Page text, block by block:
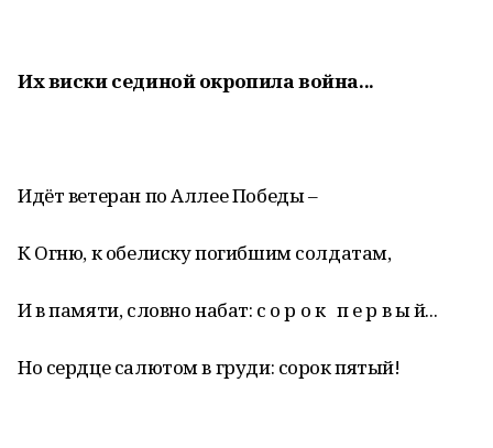
Их виски сединой окропила война...
Идёт ветеран по Аллее Победы –
К Огню, к обелиску погибшим солдатам,
И в памяти, словно набат: с о р о к п е р в ы й...
Но сердце салютом в груди: сорок пятый!